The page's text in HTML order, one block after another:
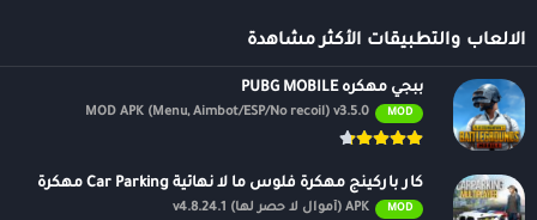
الالعاب والتطبيقات الأكثر مشاهدة
ببجي مهكره PUBG MOBILE
MOD
MOD APK (Menu, Aimbot/ESP/No recoil) v3.5.0
كار باركينج مهكرة فلوس ما لا نهائية Car Parking مهكرة
MOD APK (أموال لا حصر لها) v4.8.24.1